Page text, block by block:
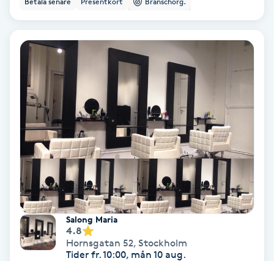
Babylights
Balayage
Bambumassage
Barber
Barnklippning
BIAB
Salong Maria
4.8
Hornsgatan 52, Stockholm
Tider fr. 10:00, mån 10 aug.